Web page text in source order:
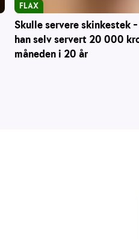
Skulle servere skinkestek
han selv servert 20 000
måneden i 20 år
FLAX